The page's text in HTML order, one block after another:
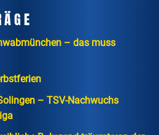
– das muss
– TSV-Nachwuchs